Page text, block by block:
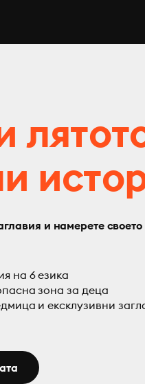
и намерете
на 6 езика
зона за деца
и ексклузивни